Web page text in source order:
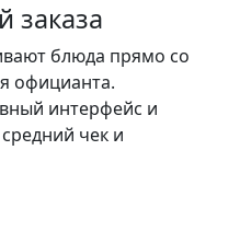
заказа
блюда прямо со
официанта.
интерфейс и
чек и